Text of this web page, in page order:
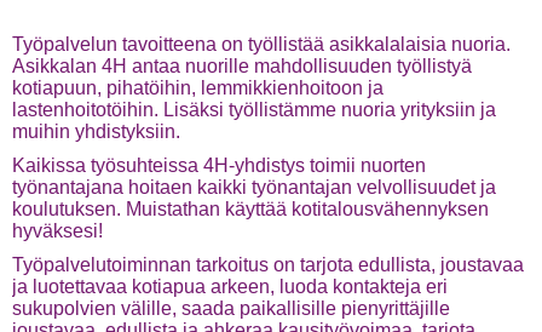
Työpalvelun tavoitteena on työllistää asikkalalaisia nuoria.
Asikkalan 4H antaa nuorille mahdollisuuden työllistyä
kotiapuun, pihatöihin, lemmikkienhoitoon ja
lastenhoitotöihin. Lisäksi työllistämme nuoria yrityksiin ja
muihin yhdistyksiin.
Kaikissa työsuhteissa 4H-yhdistys toimii nuorten
työnantajana hoitaen kaikki työnantajan velvollisuudet ja
koulutuksen. Muistathan käyttää kotitalousvähennyksen
hyväksesi!
Työpalvelutoiminnan tarkoitus on tarjota edullista, joustavaa
ja luotettavaa kotiapua arkeen, luoda kontakteja eri
sukupolvien välille, saada paikallisille pienyrittäjille